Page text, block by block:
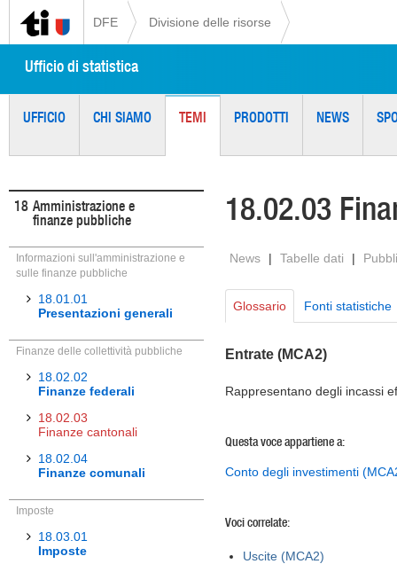
DFE Divisione delle risorse
Ufficio di statistica
UFFICIO CHI SIAMO TEMI PRODOTTI NEWS
18 Amministrazione e
finanze pubbliche
Informazioni sull'amministrazione e
sulle finanze pubbliche
18.01.01
Presentazioni generali
Finanze delle collettività pubbliche
18.02.02
Finanze federali
18.02.03
Finanze cantonali
18.02.04
Finanze comunali
Imposte
18.03.01
Imposte
18.02.03
News | Tabelle dati |
Glossario Fonti statistiche
Entrate (MCA2)
Rappresentano degli incassi
Questa voce appartiene a:
Conto degli investimenti
Voci correlate:
Uscite (MCA2)